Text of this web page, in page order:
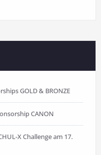
GOLD & BRONZE
CANON
X Challenge am 17.